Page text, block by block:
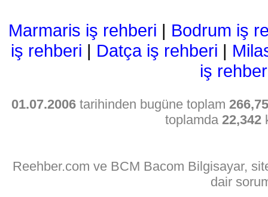
Marmaris iş rehberi | Bodrum iş
iş rehberi | Datça iş rehberi |
iş
01.07.2006 tarihinden bugüne toplam
toplamda 22,342
Reehber.com ve BCM Bacom Bilgisayar,
dair